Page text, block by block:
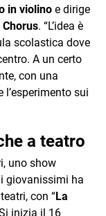
in violino e dirige
. “L’idea è
scolastica dove
A un certo
con una
l’esperimento sui
a teatro
uno show
giovanissimi ha
con “La
inizia il 16